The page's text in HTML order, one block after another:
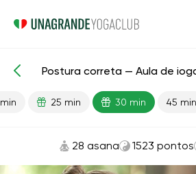
Aulas prontas Voltar
Postura correta — Aula de
25 min 30 min 45 min
28 asana 1523 pontos